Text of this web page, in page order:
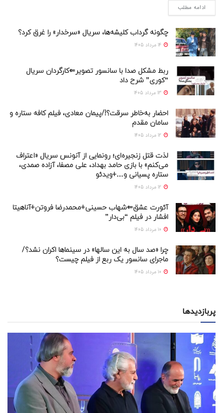
ادامه مطلب
چگونه گرداب کلیشه‌ها، سریال «سرخدار» را غرق کرد؟
ربط مشکل صدا با سانسور تصویر⇐کارگردان سریال
“کوری” شرح داد
احضار به‌خاطر سرقت؟!/پیمان معادی، فیلم کافه ستاره و
سامان مقدم
لذت قتل زنجیره‌ای؛ رونمایی از آنونس سریال «اعتراف
می‌کنم» با بازی حامد بهداد، علی مصفا، آزاده صمدی،
ستاره پسیانی و…+ویدئو
آئورت عشق⇐شهاب حسینی+محمدرضا فروتن+آناهیتا
افشار در فیلم “بی‌دار”
چرا «صد سال به این سالها» در سینماها اکران نشد؟/
ماجرای سانسور یک ربع از فیلم چیست؟
پربازدیدها